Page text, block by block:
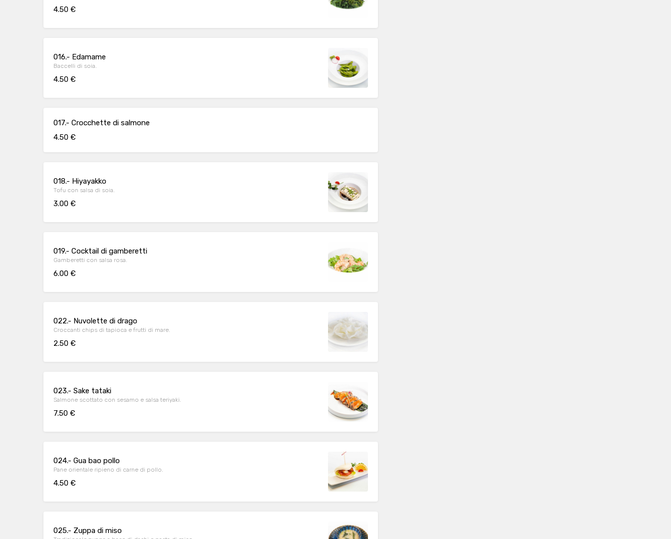
4.50 €
016.- Edamame
Baccelli di soia.
4.50 €
017.- Crocchette di salmone
4.50 €
018.- Hiyayakko
Tofu con salsa di soia.
3.00 €
019.- Cocktail di gamberetti
Gamberetti con salsa rosa.
6.00 €
022.- Nuvolette di drago
Croccanti chips di tapioca e frutti di mare.
2.50 €
023.- Sake tataki
Salmone scottato con sesamo e salsa teriyaki.
7.50 €
024.- Gua bao pollo
Pane orientale ripieno di carne di pollo.
4.50 €
025.- Zuppa di miso